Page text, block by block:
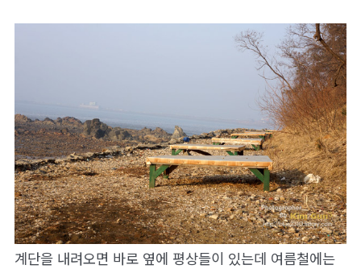
계단을 내려오면 바로 옆에 평상들이 있는데 여름철에는